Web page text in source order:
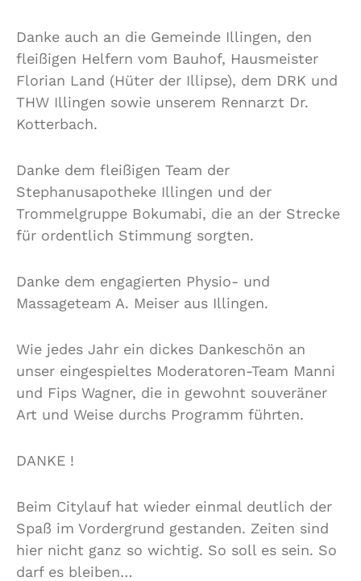
Danke auch an die Gemeinde Illingen, den
fleißigen Helfern vom Bauhof, Hausmeister
Florian Land (Hüter der Illipse), dem DRK und
THW Illingen sowie unserem Rennarzt Dr.
Kotterbach.
Danke dem fleißigen Team der
Stephanusapotheke Illingen und der
Trommelgruppe Bokumabi, die an der Strecke
für ordentlich Stimmung sorgten.
Danke dem engagierten Physio- und
Massageteam A. Meiser aus Illingen.
Wie jedes Jahr ein dickes Dankeschön an
unser eingespieltes Moderatoren-Team Manni
und Fips Wagner, die in gewohnt souveräner
Art und Weise durchs Programm führten.
DANKE !
Beim Citylauf hat wieder einmal deutlich der
Spaß im Vordergrund gestanden. Zeiten sind
hier nicht ganz so wichtig. So soll es sein. So
darf es bleiben…